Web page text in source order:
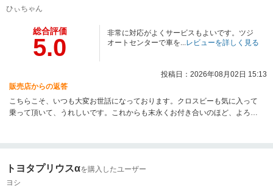
ひぃちゃん
総合評価
5.0
非常に対応がよくサービスもよいです。ツジ
オートセンターで車を...レビューを詳しく見る
投稿日：2026年08月02日 15:13
販売店からの返答
こちらこそ、いつも大変お世話になっております。クロスビーも気に入って
乗って頂いて、うれしいです。これからも末永くお付き合いのほど、よろし
トヨタプリウスαを購入したユーザー
ヨシ